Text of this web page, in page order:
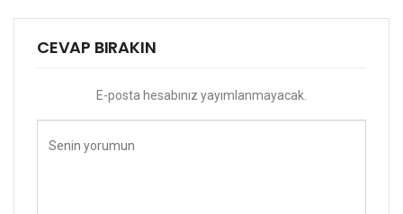
CEVAP BIRAKIN
E-posta hesabınız yayımlanmayacak.